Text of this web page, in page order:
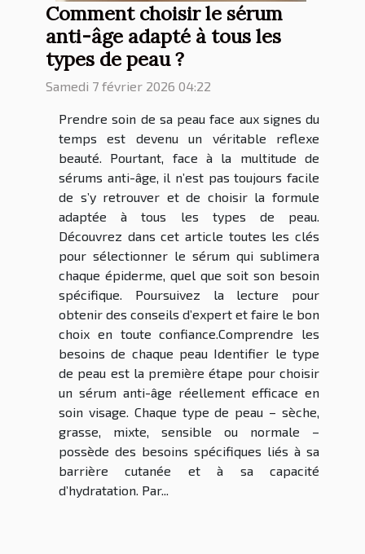
Comment choisir le sérum
anti-âge adapté à tous les
types de peau ?
Samedi 7 février 2026 04:22
Prendre soin de sa peau face aux signes du
temps est devenu un véritable reflexe
beauté. Pourtant, face à la multitude de
sérums anti-âge, il n’est pas toujours facile
de s’y retrouver et de choisir la formule
adaptée à tous les types de peau.
Découvrez dans cet article toutes les clés
pour sélectionner le sérum qui sublimera
chaque épiderme, quel que soit son besoin
spécifique. Poursuivez la lecture pour
obtenir des conseils d’expert et faire le bon
choix en toute confiance.Comprendre les
besoins de chaque peau Identifier le type
de peau est la première étape pour choisir
un sérum anti-âge réellement efficace en
soin visage. Chaque type de peau – sèche,
grasse, mixte, sensible ou normale –
possède des besoins spécifiques liés à sa
barrière cutanée et à sa capacité
d’hydratation. Par...